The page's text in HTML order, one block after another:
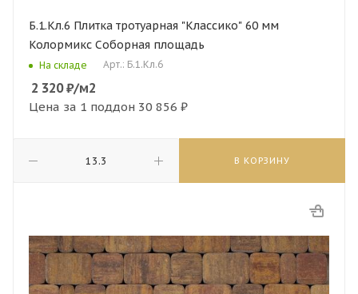
Б.1.Кл.6 Плитка тротуарная "Классико" 60 мм
Колормикс Соборная площадь
На складе Арт.: Б.1.Кл.6
2 320₽/м2
Цена за 1 поддон 30 856 ₽
В КОРЗИНУ